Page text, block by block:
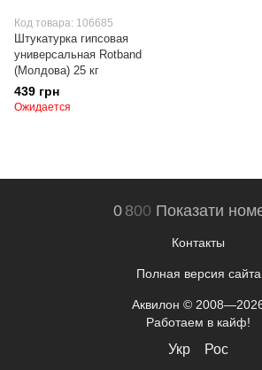
Код товара: 106685
Штукатурка гипсовая
универсальная Rotband
(Молдова) 25 кг
439 грн
Ожидается
0 800 Показати
Контакты
Полная версия сайта
Аквилон ©
Работаем в кайф!
Укр Рос